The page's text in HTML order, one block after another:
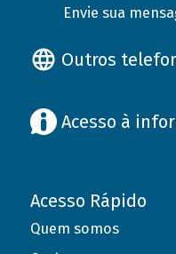
Envie sua
Outros
Acesso à
Acesso Rápido
Quem somos